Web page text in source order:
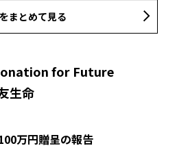
まとめて見る
for Future
生命
万円贈呈の報告